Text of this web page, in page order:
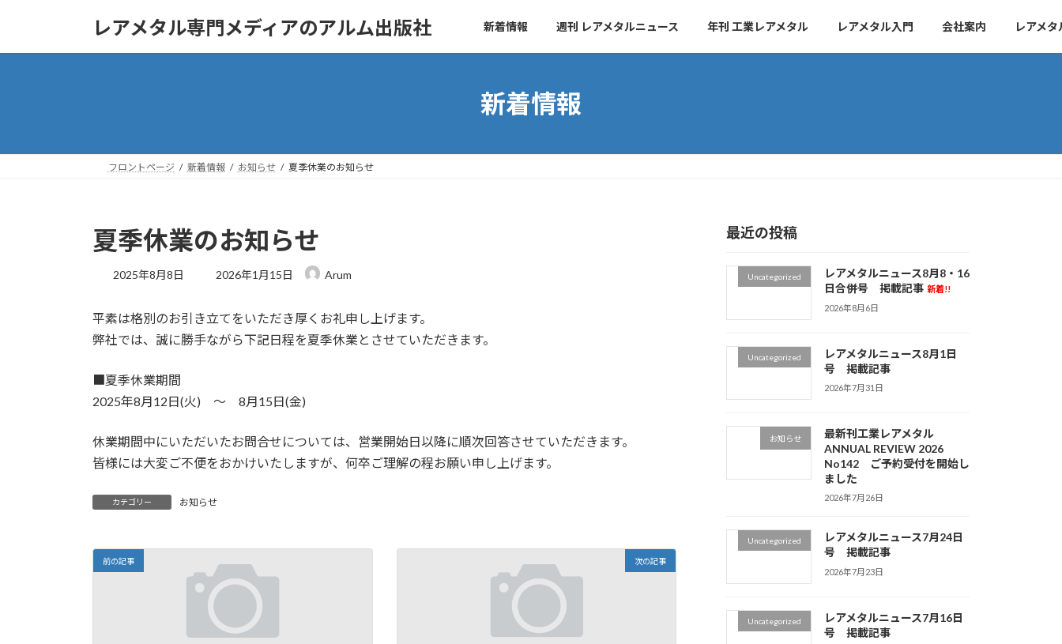
レアメタル専門メディアのアルム出版社 新着情報 週刊 レアメタルニュース 年刊 工業レアメタル レアメタル入門 会社案内 レアメ
新着情報
フロントページ 新着情報 お知らせ 夏季休業のお知らせ
夏季休業のお知らせ
2025年8月8日
最
新
日
2026年1月15日 Arum
平素は格別のお引き立てをいただき厚くお礼申し上げます。
弊社では、誠に勝手ながら下記日程を夏季休業とさせていただきます。
■夏季休業期間
2025年8月12日(火) ～ 8月15日(金)
休業期間中にいただいたお問合せについては、営業開始日以降に順次回答させていただきます。
皆様には大変ご不便をおかけいたしますが、何卒ご理解の程お願い申し上げます。
カテゴリー お知らせ
前の記事 次の記事
最近の投稿
Uncategorized
レアメタルニュース8月8・16
日合併号 掲載記事 新着!!
2026年8月6日
Uncategorized
レアメタルニュース8月1日
号 掲載記事
2026年7月31日
お知らせ
最新刊工業レアメタル
ANNUAL REVIEW 2026
No142 ご予約受付を開始し
ました
2026年7月26日
Uncategorized
レアメタルニュース7月24日
号 掲載記事
2026年7月23日
Uncategorized
レアメタルニュース7月16日
号 掲載記事